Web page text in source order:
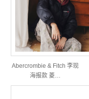
Abercrombie & Fitch 李现
海报款 菱…